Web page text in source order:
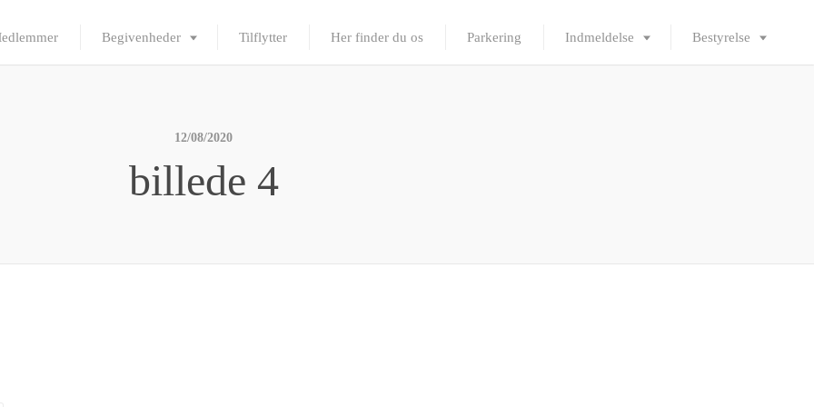
Begivenheder Tilflytter Her finder du os Parkering Indmeldelse Bestyrelse
12/08/2020
billede 4